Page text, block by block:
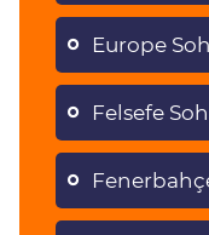
Europe
Felsefe